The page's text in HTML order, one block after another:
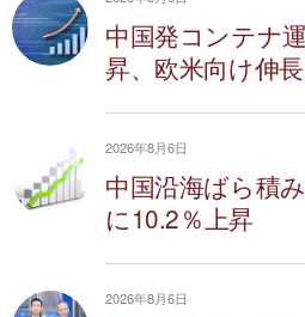
中国発コンテナ
昇、欧米向け伸長
2026年8月6日
中国沿海ばら積
に10.2％上昇
2026年8月6日